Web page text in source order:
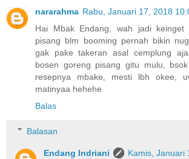
nararahma Rabu, Januari 17, 2018
Hai Mbak Endang, wah jadi keinget
pisang blm booming pernah bikin
gak pake takeran asal cemplung
bosen goreng pisang gitu mulu,
resepnya mbake, mesti lbh okee,
matinyaa hehehe
Balas
Balasan
Endang Indriani
Kamis, Januari